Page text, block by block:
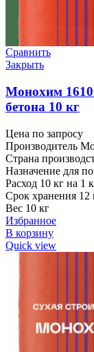
Сравнить
Закрыть
Монохим 1610
бетона 10 кг
Цена по запросу
Производитель
Страна
Назначение для
Расход 10 кг на 1
Срок хранения 12
Вес 10 кг
Избранное
В корзину
Quick view